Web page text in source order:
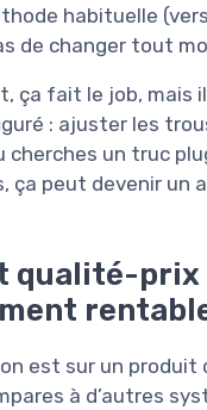
habituelle
de changer tout
ça fait le job, mais
: ajuster les
cherches un truc
ça peut devenir un
qualité-prix
est sur un produit
à d’autres